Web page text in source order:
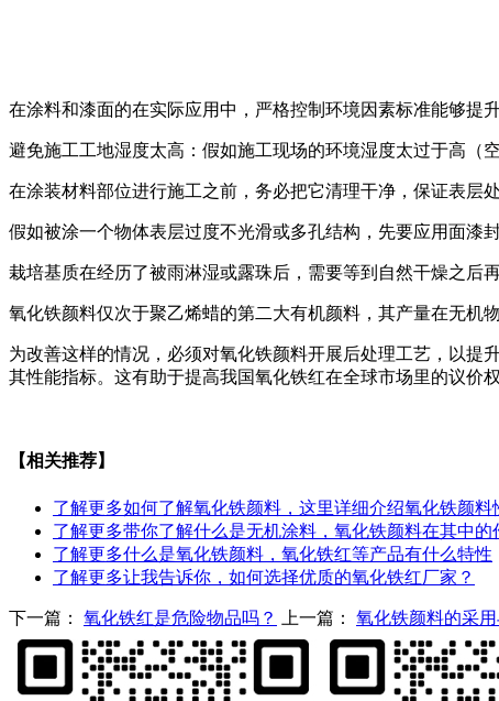
在涂料和漆面的在实际应用中，严格控制环境因素标准能够提
避免施工工地湿度太高：假如施工现场的环境湿度太过于高（
在涂装材料部位进行施工之前，务必把它清理干净，保证表层
假如被涂一个物体表层过度不光滑或多孔结构，先要应用面漆
栽培基质在经历了被雨淋湿或露珠后，需要等到自然干燥之后
氧化铁颜料仅次于聚乙烯蜡的第二大有机颜料，其产量在无机
为改善这样的情况，必须对氧化铁颜料开展后处理工艺，以提
其性能指标。这有助于提高我国氧化铁红在全球市场里的议价
【相关推荐】
了解更多如何了解氧化铁颜料，这里详细介绍氧化铁颜料
了解更多带你了解什么是无机涂料，氧化铁颜料在其中的
了解更多什么是氧化铁颜料，氧化铁红等产品有什么特性
了解更多让我告诉你，如何选择优质的氧化铁红厂家？
下一篇： 氧化铁红是危险物品吗？ 上一篇： 氧化铁颜料的采